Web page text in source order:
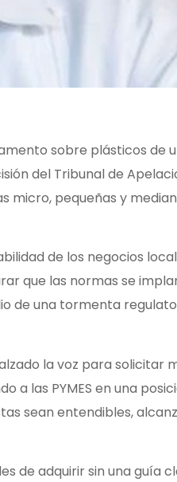
sobre plásticos de
del Tribunal de
pequeñas y
de los negocios
que las normas se
de una tormenta
la voz para solicitar
las PYMES en una
sean entendibles,
de adquirir sin una guía